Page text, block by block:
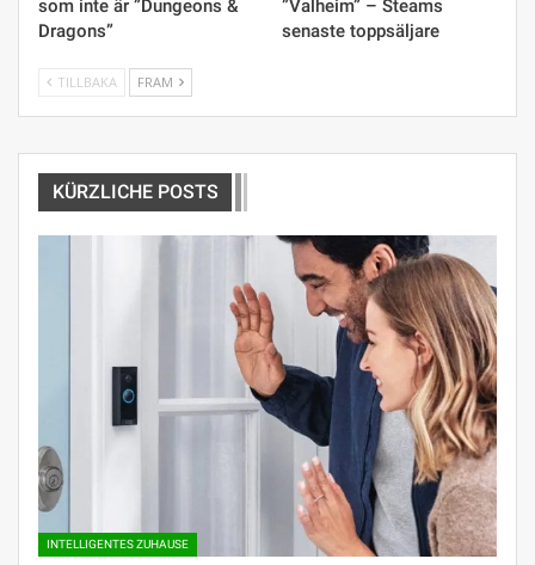
som inte är ”Dungeons &
Dragons”
”Valheim” – Steams
senaste toppsäljare
TILLBAKA FRAM
KÜRZLICHE POSTS
INTELLIGENTES ZUHAUSE